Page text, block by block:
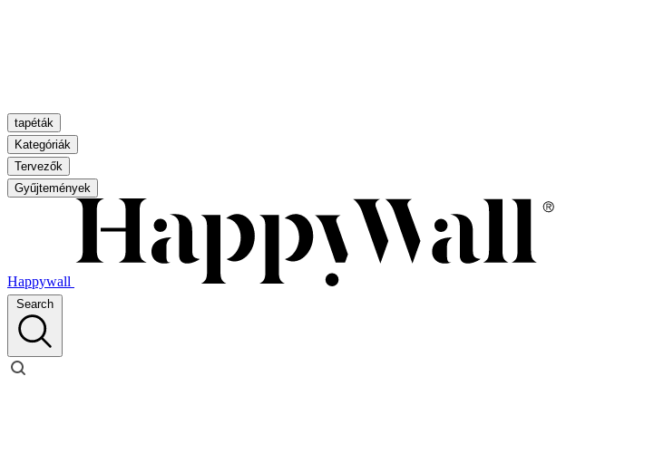
tapéták
Kategóriák
Tervezők
Gyűjtemények
Happywall
Search